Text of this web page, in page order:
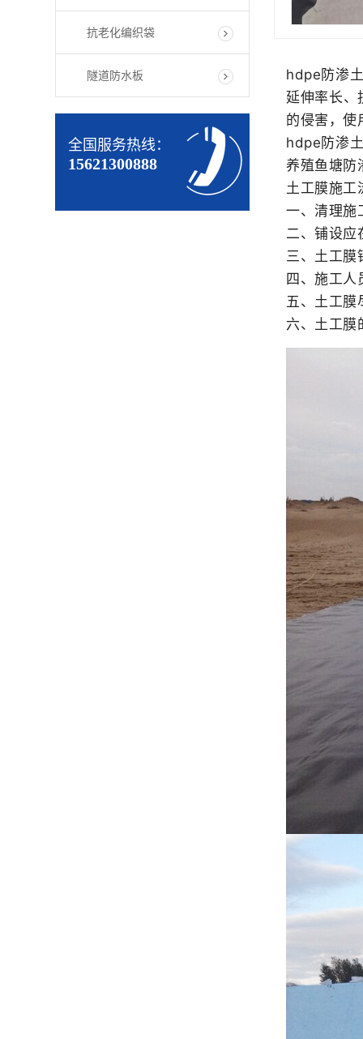
抗老化编织袋
隧道防水板
全国服务热线：
15621300888
hdpe防渗
延伸率长、
的侵害，使
hdpe防渗
养殖鱼塘防
土工膜施工
一、清理施
二、铺设应
三、土工膜
四、施工人
五、土工膜
六、土工膜